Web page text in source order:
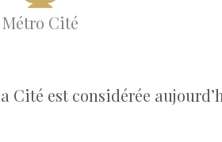
Métro Cité
Cité est considérée